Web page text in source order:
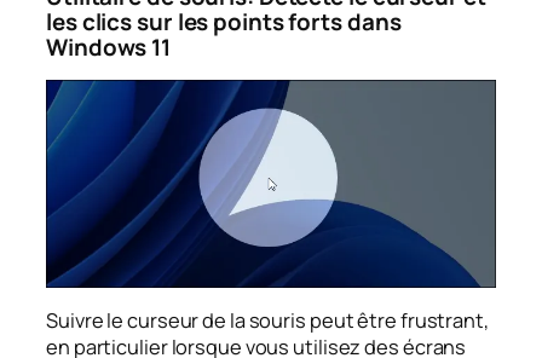
les clics sur les points forts dans
Windows 11
Suivre le curseur de la souris peut être frustrant,
en particulier lorsque vous utilisez des écrans